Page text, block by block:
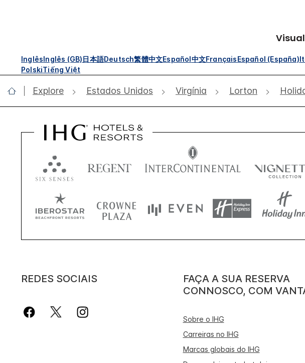
InglêsInglês (GB)日本語Deutsch繁體中文Español中文FrançaisEspañol (España)
PolskiTiếng Việt
Explore Estados Unidos Virgínia Lorton
REDES SOCIAIS
FAÇA A SUA RESERVA
CONNOSCO, COM
Sobre o IHG
Carreiras no IHG
Marcas globais do IHG